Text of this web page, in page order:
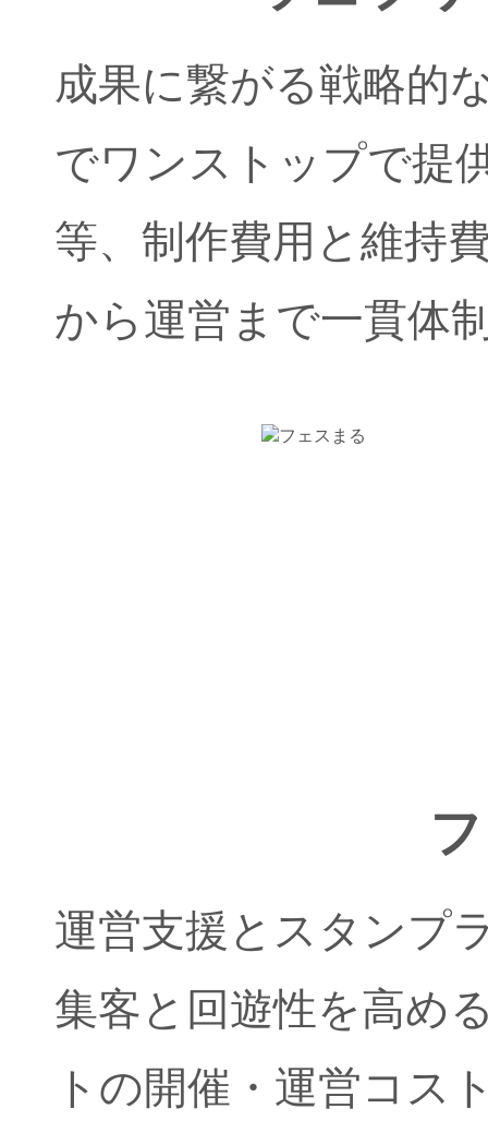
成果に繋がる戦略的
でワンストップで提
等、制作費用と維持
から運営まで一貫体
運営支援とスタンプ
集客と回遊性を高め
トの開催・運営コス